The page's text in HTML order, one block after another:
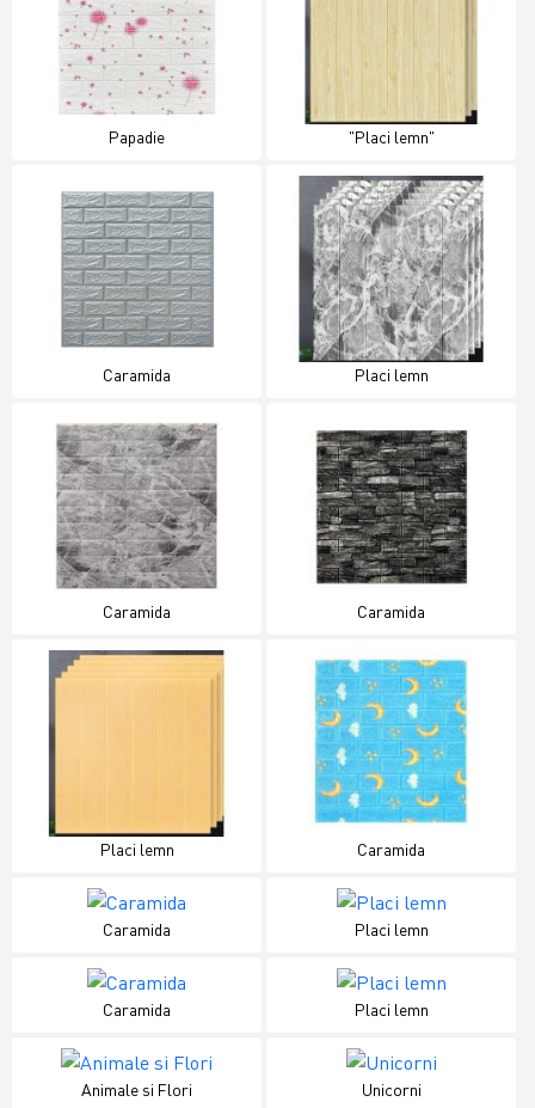
Papadie "Placi lemn"
Caramida Placi lemn
Caramida Caramida
Placi lemn Caramida
Caramida Placi lemn
Caramida Placi lemn
Animale si Flori Unicorni